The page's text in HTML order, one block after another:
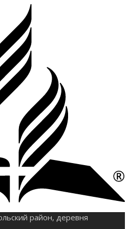
район, деревня